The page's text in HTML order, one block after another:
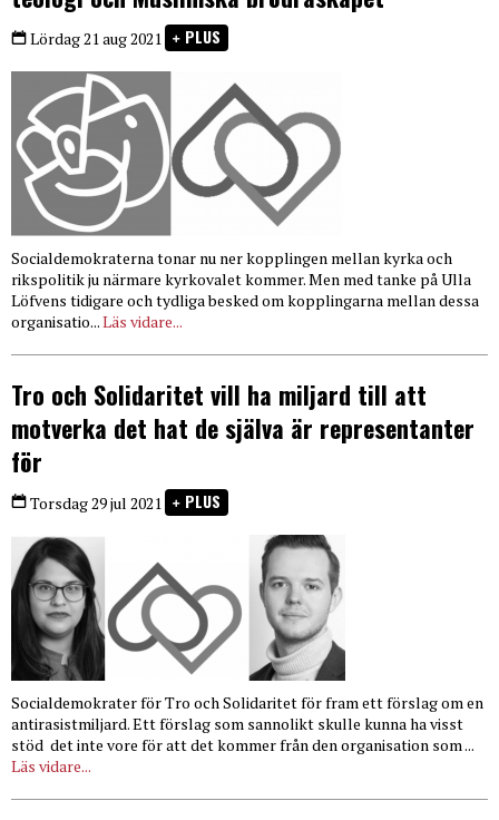
Lördag 21 aug 2021 PLUS
Socialdemokraterna tonar nu ner kopplingen mellan kyrka och
rikspolitik ju närmare kyrkovalet kommer. Men med tanke på Ulla
Löfvens tidigare och tydliga besked om kopplingarna mellan dessa
organisatio...Läs vidare...
Tro och Solidaritet vill ha miljard till att
motverka det hat de själva är representanter
för
Torsdag 29 jul 2021 PLUS
Socialdemokrater för Tro och Solidaritet för fram ett förslag om en
antirasistmiljard. Ett förslag som sannolikt skulle kunna ha visst
stöd det inte vore för att det kommer från den organisation som ...
Läs vidare...